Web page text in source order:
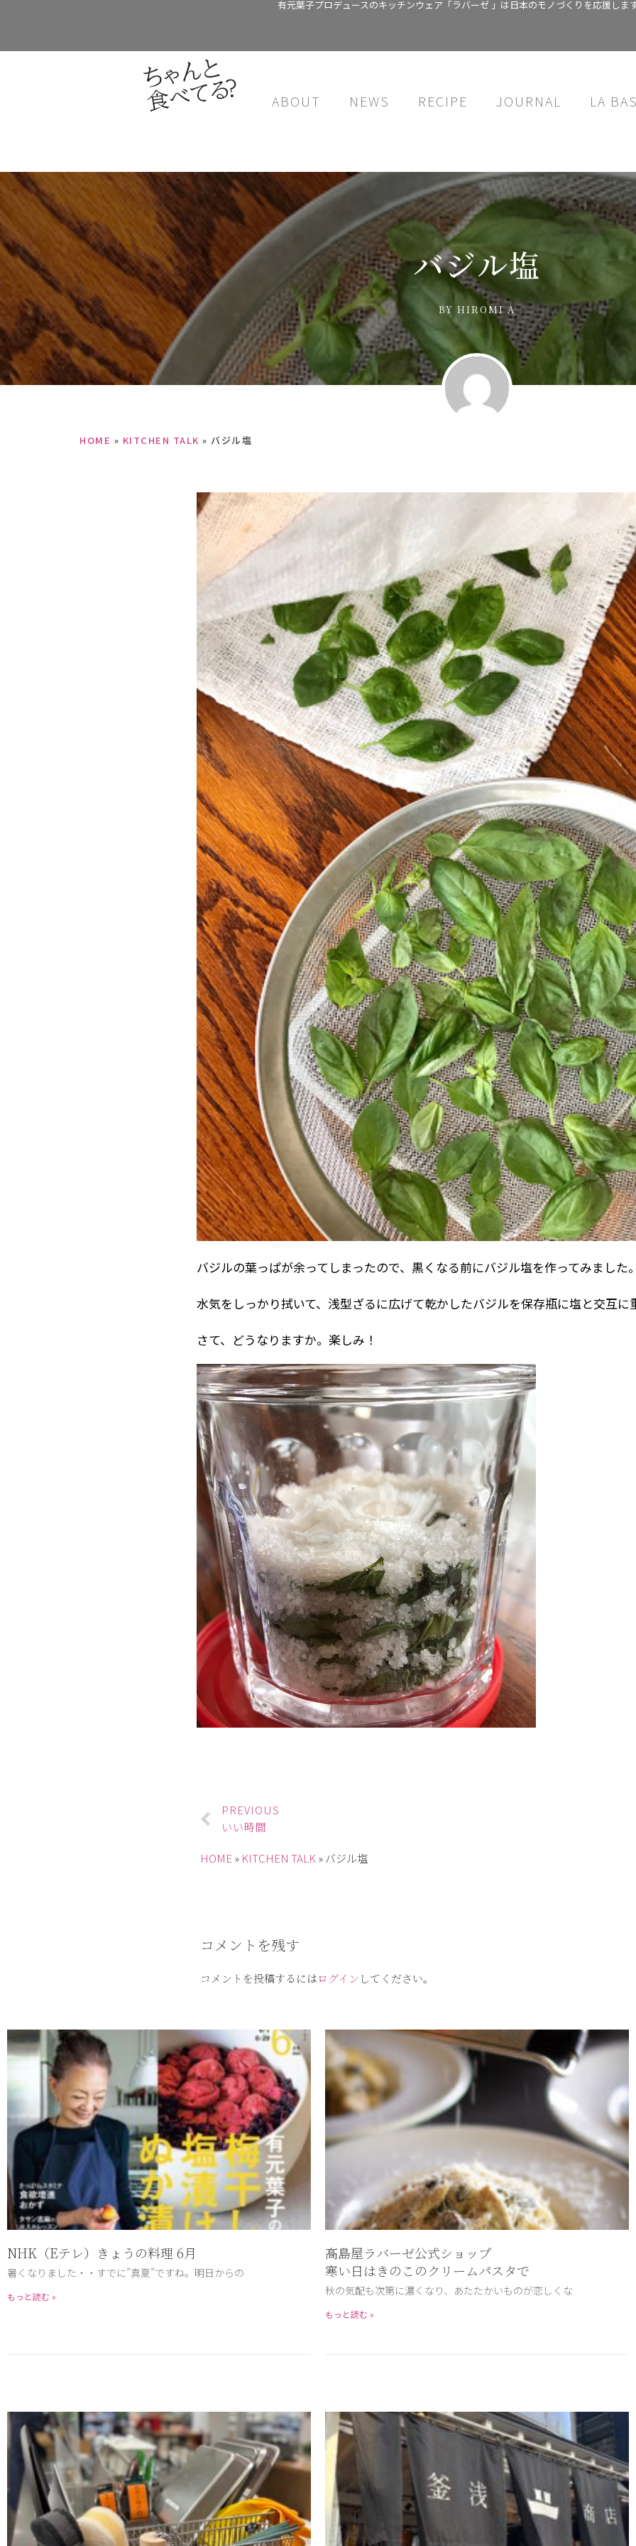
有元葉子プロデュースのキッチンウェア「ラバーゼ 」は日本のモノづくりを応援しま
ABOUT NEWS RECIPE JOURNAL LA
バジル塩
BY HIROMI A
HOME » KITCHEN TALK » バジル塩
バジルの葉っぱが余ってしまったので、黒くなる前にバジル塩を作ってみました
水気をしっかり拭いて、浅型ざるに広げて乾かしたバジルを保存瓶に塩と交互
さて、どうなりますか。楽しみ！
PREVIOUS
いい時間
HOME » KITCHEN TALK »バジル塩
コメントを残す
コメントを投稿するにはログイン してください。
NHK（Eテレ）きょうの料理 6月
暑くなりました・・すでに”真夏”ですね。明日からの
もっと読む »
髙島屋ラバーゼ公式ショップ
寒い日はきのこのクリームパスタで
秋の気配も次第に濃くなり、あたたかいものが恋しくな
もっと読む »